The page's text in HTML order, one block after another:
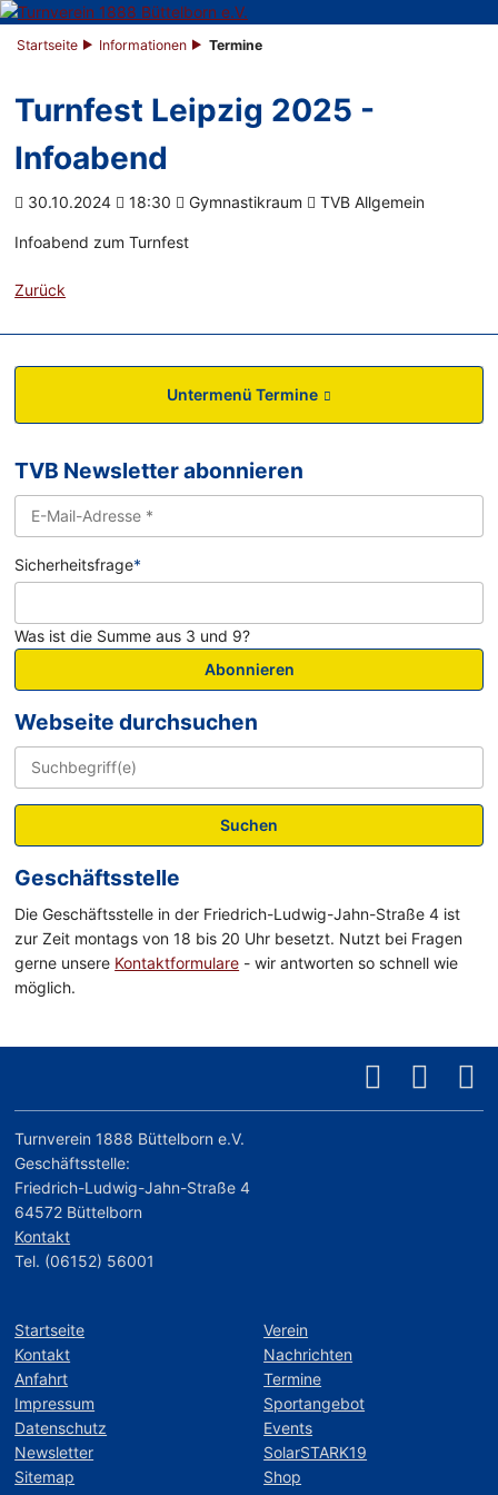
Startseite Informationen Termine
Turnfest Leipzig 2025 -
Infoabend
30.10.2024 18:30 Gymnastikraum TVB Allgemein
Infoabend zum Turnfest
Zurück
Untermenü Termine
TVB Newsletter abonnieren
Sicherheitsfrage*
Was ist die Summe aus 3 und 9?
Abonnieren
Webseite durchsuchen
Suchen
Geschäftsstelle
Die Geschäftsstelle in der Friedrich-Ludwig-Jahn-Straße 4 ist
zur Zeit montags von 18 bis 20 Uhr besetzt. Nutzt bei Fragen
gerne unsere Kontaktformulare - wir antworten so schnell wie
möglich.
Turnverein 1888 Büttelborn e.V.
Geschäftsstelle:
Friedrich-Ludwig-Jahn-Straße 4
64572 Büttelborn
Kontakt
Tel. (06152) 56001
Startseite
Kontakt
Anfahrt
Impressum
Datenschutz
Newsletter
Sitemap
Verein
Nachrichten
Termine
Sportangebot
Events
SolarSTARK19
Shop